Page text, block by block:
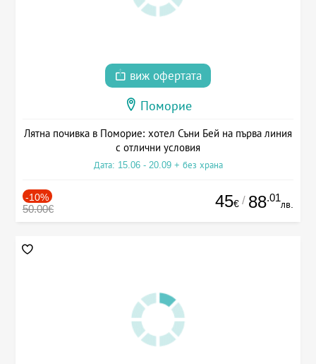
виж офертата
Поморие
Лятна почивка в Поморие: хотел Съни Бей на първа линия
с отлични условия
Дата: 15.06 - 20.09 + без храна
-10%
50.00€ 45€ / 88.01
лв.